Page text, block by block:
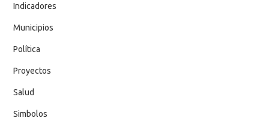
Indicadores
Municipios
Política
Proyectos
Salud
Simbolos